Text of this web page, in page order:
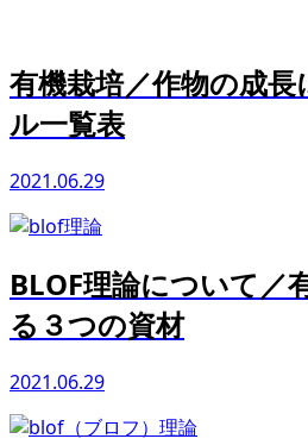
有機栽培／作物の成長
ル一覧表
2021.06.29
BLOF理論について／
る３つの資材
2021.06.29